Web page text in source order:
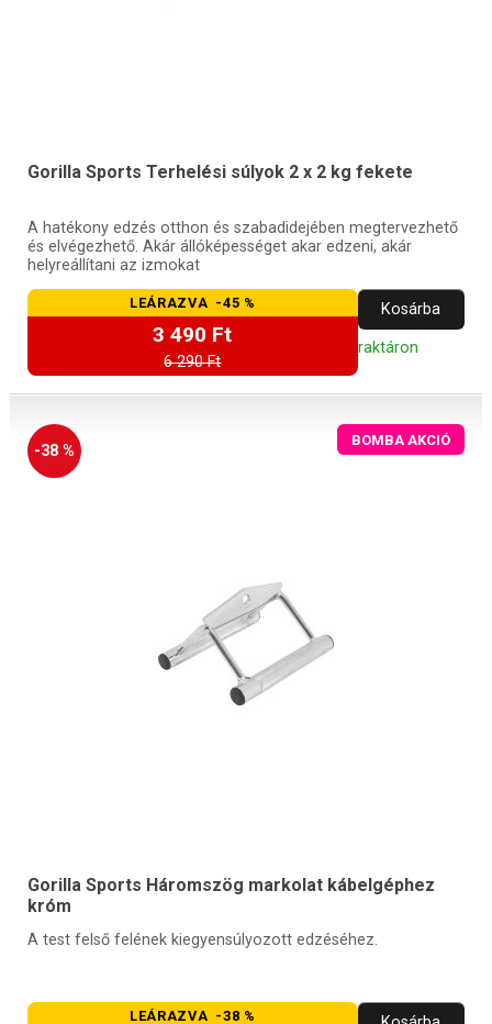
Gorilla Sports Terhelési súlyok 2 x 2 kg fekete
A hatékony edzés otthon és szabadidejében megtervezhető
és elvégezhető. Akár állóképességet akar edzeni, akár
helyreállítani az izmokat
LEÁRAZVA -45 %
3 490 Ft
6 290 Ft
Kosárba
raktáron
-38 %
BOMBA AKCIÓ
Gorilla Sports Háromszög markolat kábelgéphez
króm
A test felső felének kiegyensúlyozott edzéséhez.
LEÁRAZVA -38 %